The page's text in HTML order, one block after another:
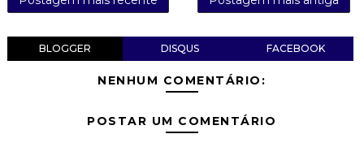
BLOGGER DISQUS FACEBOOK
NENHUM COMENTÁRIO:
POSTAR UM COMENTÁRIO